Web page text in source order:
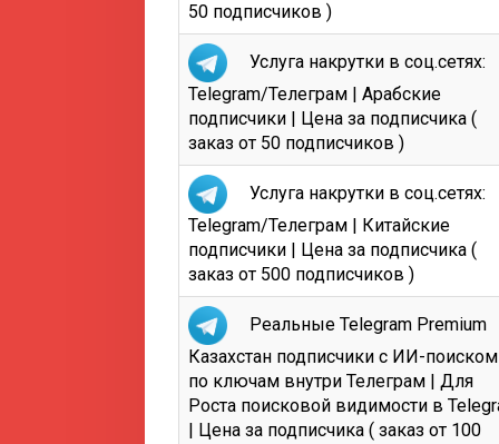
50 подписчиков )
Услуга накрутки в соц.сетях:
Telegram/Телеграм | Арабские
подписчики | Цена за подписчика (
заказ от 50 подписчиков )
Услуга накрутки в соц.сетях:
Telegram/Телеграм | Китайские
подписчики | Цена за подписчика (
заказ от 500 подписчиков )
Реальные Telegram Premium
Казахстан подписчики с ИИ-поиском
по ключам внутри Телеграм | Для
Роста поисковой видимости в
| Цена за подписчика ( заказ от 100